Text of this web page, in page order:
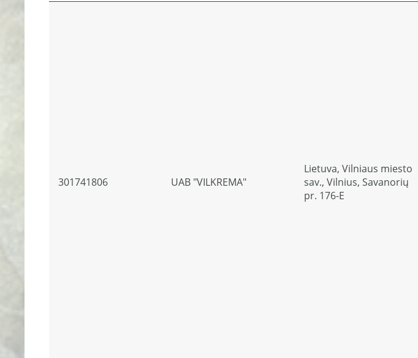
301741806 UAB "VILKREMA"
Lietuva, Vilniaus miesto
sav., Vilnius, Savanorių
pr. 176-E